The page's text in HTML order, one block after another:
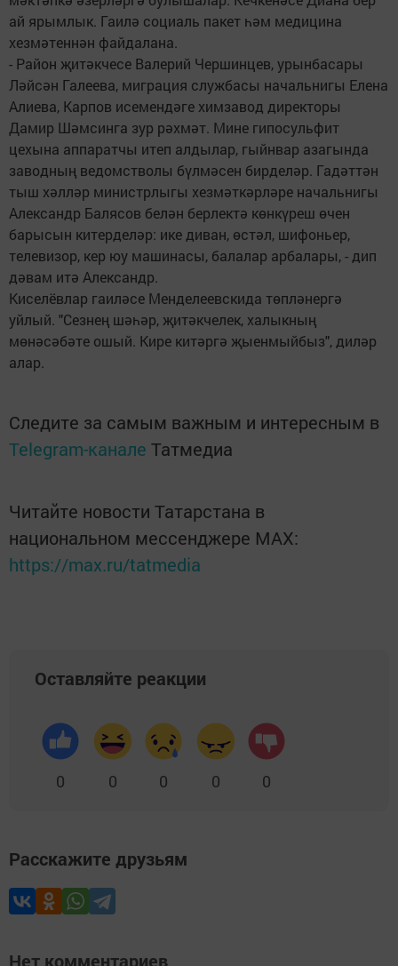
ай ярымлык. Гаилә социаль пакет һәм медицина
хезмәтеннән файдалана.
- Район җитәкчесе Валерий Чершинцев, урынбасары
Ләйсән Галеева, миграция службасы начальнигы Елена
Алиева, Карпов исемендәге химзавод директоры
Дамир Шәмсинга зур рәхмәт. Мине гипосульфит
цехына аппаратчы итеп алдылар, гыйнвар азагында
заводның ведомстволы бүлмәсен бирделәр. Гадәттән
тыш хәлләр министрлыгы хезмәткәрләре начальнигы
Александр Балясов белән берлектә көнкүреш өчен
барысын китерделәр: ике диван, өстәл, шифоньер,
телевизор, кер юу машинасы, балалар арбалары, - дип
дәвам итә Александр.
Киселёвлар гаиләсе Менделеевскида төпләнергә
уйлый. "Сезнең шәһәр, җитәкчелек, халыкның
мөнәсәбәте ошый. Кире китәргә җыенмыйбыз", диләр
алар.
Следите за самым важным и интересным в
Telegram-канале Татмедиа
Читайте новости Татарстана в
национальном мессенджере MАХ:
https://max.ru/tatmedia
Оставляйте реакции
0 0 0 0 0
Расскажите друзьям
Нет комментариев